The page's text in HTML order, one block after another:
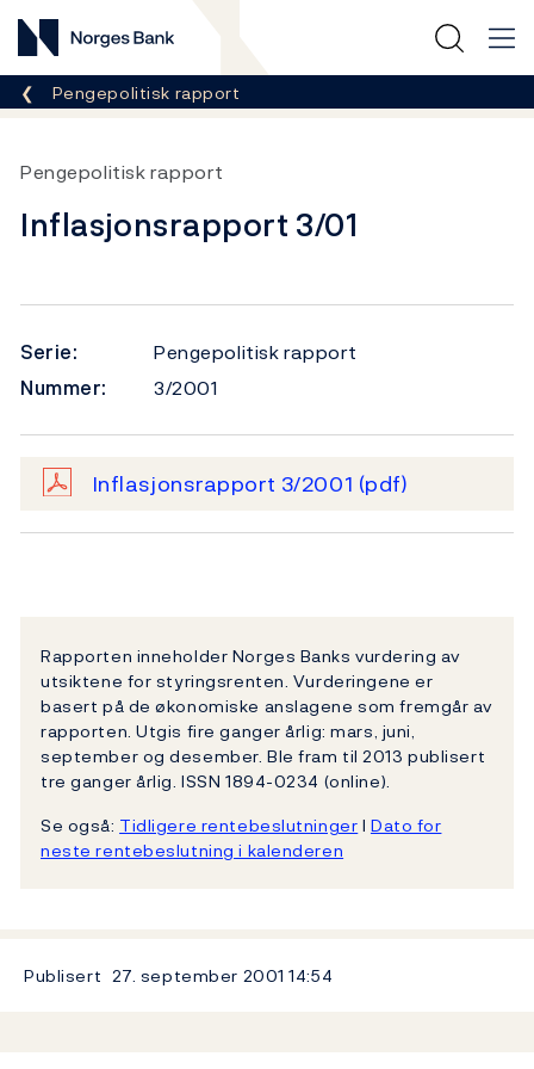
Norges Bank
Her er du nå:
Pengepolitisk rapport
Pengepolitisk rapport
Inflasjonsrapport 3/01
Serie:
Pengepolitisk rapport
Nummer:
3/2001
Inflasjonsrapport 3/2001 (pdf)
Rapporten inneholder Norges Banks vurdering av
utsiktene for styringsrenten. Vurderingene er
basert på de økonomiske anslagene som fremgår av
rapporten. Utgis fire ganger årlig: mars, juni,
september og desember. Ble fram til 2013 publisert
tre ganger årlig. ISSN 1894-0234 (online).
Se også: Tidligere rentebeslutningerl Dato for
neste rentebeslutning i kalenderen
Publisert 27. september 200114:54